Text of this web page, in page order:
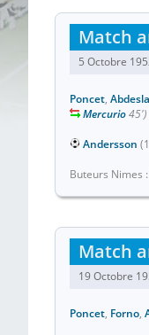
Match
5 Octobre
Poncet,
Mercurio45')
Andersson
Buteurs Nimes
Match
19 Octobre
Poncet, Forno,